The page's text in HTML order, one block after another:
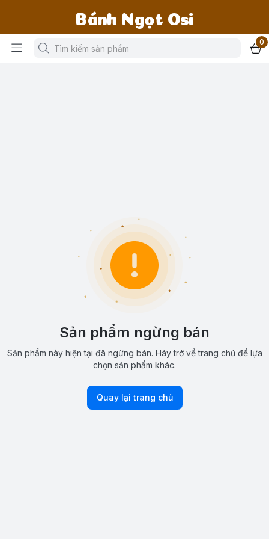
Bánh Ngọt Osi
0
Sản phẩm ngừng bán
Sản phẩm này hiện tại đã ngừng bán. Hãy trở về trang chủ để lựa
chọn sản phẩm khác.
Quay lại trang chủ